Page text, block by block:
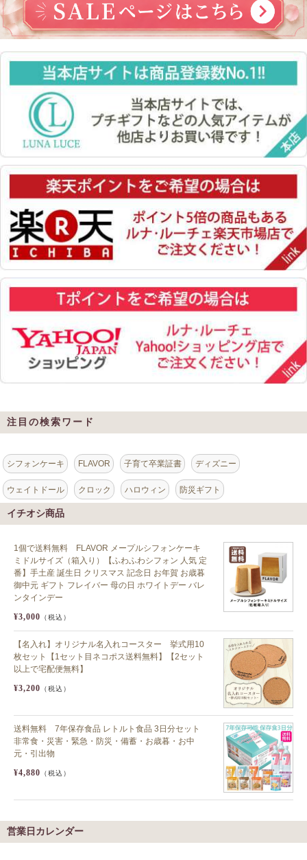
注目の検索ワード
シフォンケーキ FLAVOR 子育て卒業証書 ディズニー
ウェイトドール クロック ハロウィン 防災ギフト
イチオシ商品
1個で送料無料 FLAVOR メープルシフォンケーキ
ミドルサイズ（箱入り）【ふわふわシフォン 人気 定
番】手土産 誕生日 クリスマス 記念日 お年賀 お歳暮
御中元 ギフト フレイバー 母の日 ホワイトデー バレ
ンタインデー
¥3,000 （税込）
【名入れ】オリジナル名入れコースター 挙式用10
枚セット【1セット目ネコポス送料無料】【2セット
以上で宅配便無料】
¥3,200 （税込）
送料無料 7年保存食品 レトルト食品 3日分セット
非常食・災害・緊急・防災・備蓄・お歳暮・お中
元・引出物
¥4,880 （税込）
営業日カレンダー